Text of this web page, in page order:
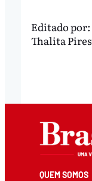
Editado por:
Thalita Pires
QUEM SOMOS